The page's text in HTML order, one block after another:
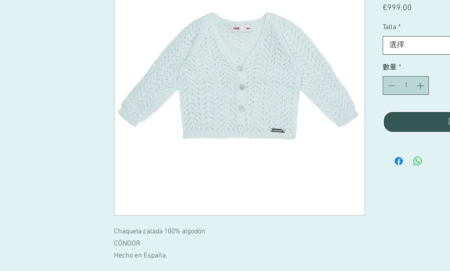
Chaqueta calada 100% algodón
CÓNDOR
Hecho en España.
€999.00
Talla *
選擇
數量 *